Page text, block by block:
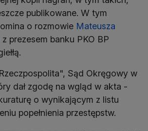
publikowane. W tym
o rozmowie Mateusza
z prezesem banku PKO BP
Sąd Okręgowy w
dał zgodę na wgląd w akta -
o wynikającym z listu
popełnienia przestępstw.